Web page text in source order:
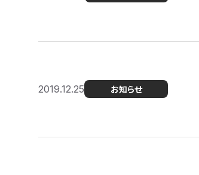
2019.12.25 お知らせ